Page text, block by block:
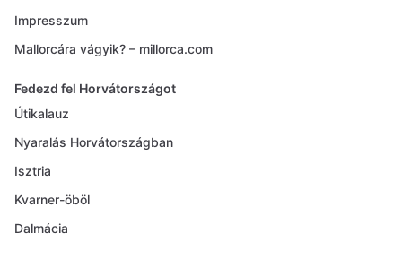
Impresszum
Mallorcára vágyik? – millorca.com
Fedezd fel Horvátországot
Útikalauz
Nyaralás Horvátországban
Isztria
Kvarner-öböl
Dalmácia